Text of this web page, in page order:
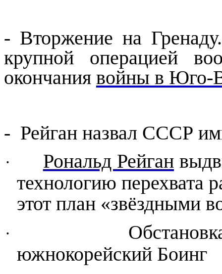
- Вторжение на
крупной операцией
окончания войны в Юго-
- Рейган назвал СССР
· Рональд Рейган
технологию перехвата
этот план «звёздными
·
южнокорейский Боинг